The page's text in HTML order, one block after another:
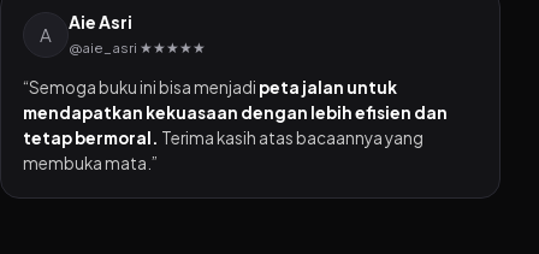
A
Aie Asri
@aie_asri ★★★★★
“Semoga buku ini bisa menjadi peta jalan untuk
mendapatkan kekuasaan dengan lebih efisien dan
tetap bermoral. Terima kasih atas bacaannya yang
membuka mata.”